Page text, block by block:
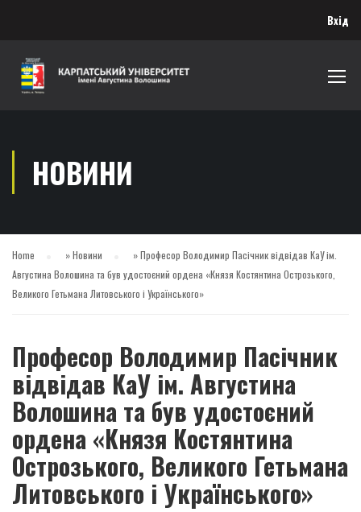
Вхід
НОВИНИ
Home »Новини »Професор Володимир Пасічник відвідав КаУ ім.
Августина Волошина та був удостоєний ордена «Князя Костянтина Острозького,
Великого Гетьмана Литовського і Українського»
Професор Володимир Пасічник
відвідав КаУ ім. Августина
Волошина та був удостоєний
ордена «Князя Костянтина
Острозького, Великого Гетьмана
Литовського і Українського»